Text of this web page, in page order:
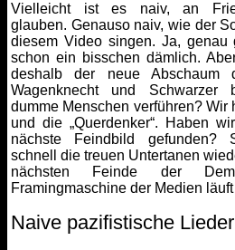
Vielleicht ist es naiv, an
glauben. Genauso naiv, wie der
diesem Video singen. Ja, genau
schon ein bisschen dämlich.
deshalb der neue Abschaum
Wagenknecht und Schwarzer
dumme Menschen verführen? Wir
und die „Querdenker“. Haben
nächste Feindbild gefunden?
schnell die treuen Untertanen
nächsten Feinde der
Framingmaschine der Medien
Naive pazifistische Lieder